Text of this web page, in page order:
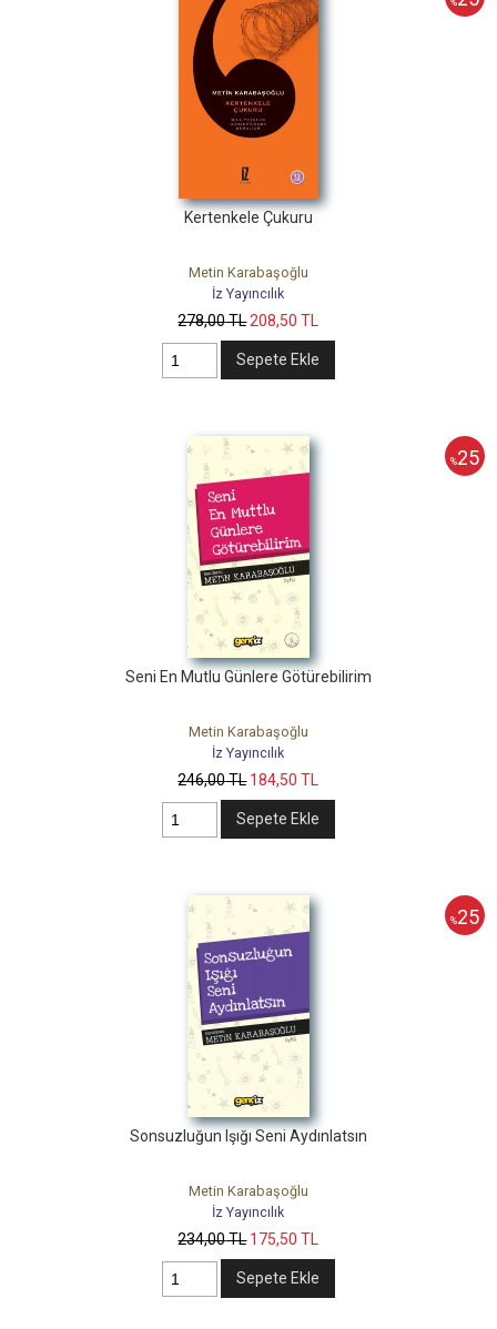
Kertenkele Çukuru
Metin Karabaşoğlu
İz Yayıncılık
278,00TL208,50 TL
Sepete Ekle
%25
Seni En Mutlu Günlere Götürebilirim
Metin Karabaşoğlu
İz Yayıncılık
246,00TL 184,50 TL
Sepete Ekle
%25
Sonsuzluğun Işığı Seni Aydınlatsın
Metin Karabaşoğlu
İz Yayıncılık
234,00TL 175,50 TL
Sepete Ekle